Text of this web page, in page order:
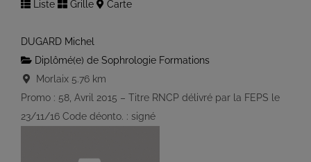
Liste
Grille Carte
DUGARD Michel
Diplômé(e) de Sophrologie Formations
Morlaix 5.76 km
Promo : 58, Avril 2015 – Titre RNCP délivré par la FEPS le
23/11/16 Code déonto. : signé